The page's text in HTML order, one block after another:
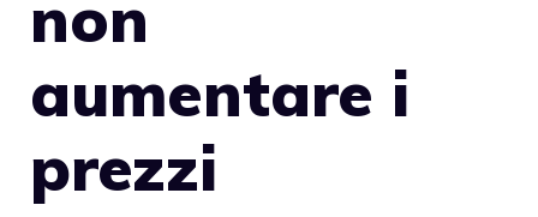
non
aumentare i
prezzi